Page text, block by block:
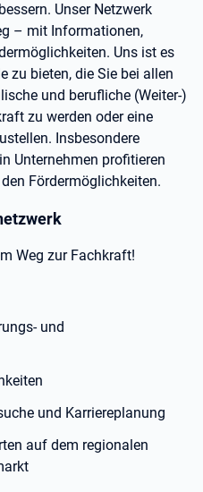
Unser Netzwerk
– mit Informationen,
Uns ist es
zu bieten, die Sie bei allen
und berufliche (Weiter-)
zu werden oder eine
Insbesondere
Unternehmen profitieren
Fördermöglichkeiten.
Weg zur Fachkraft!
und
und Karriereplanung
auf dem regionalen